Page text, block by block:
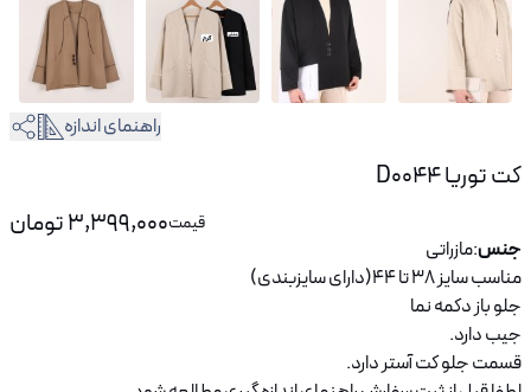
راهنمای اندازه
کت توریا D0044
قیمت3,399,000تومان
جنس:مازراتی
مناسب سایز 38 تا 44(دارای سایزبندی)
جلو باز دکمه نما
جیب دارد.
قسمت جلو کت آستر دارد.